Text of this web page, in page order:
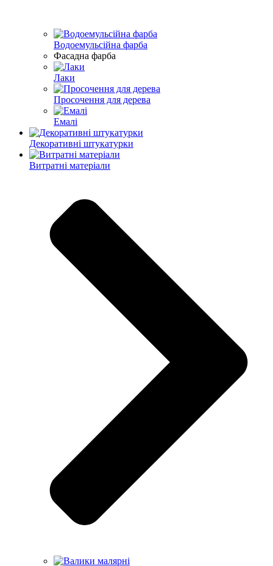
Водоемульсійна фарба
Фасадна фарба
Лаки
Просочення для дерева
Емалі
Декоративні штукатурки
Витратні матеріали